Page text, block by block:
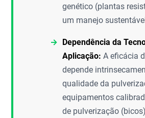
genético (plantas
um manejo
Dependência da
Aplicação: A eficácia
depende
qualidade da
equipamentos
de pulverização